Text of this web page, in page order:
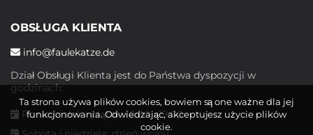
OBSŁUGA KLIENTA
info@faulekatze.de
Dział Obsługi Klienta jest do Państwa dyspozycji w
godzinach:
Poniedziałek - piątek: 10:00 - 19:00
Ta strona używa plików cookies, bowiem są one ważne dla jej
funkcjonowania. Odwiedzając, akceptujesz użycie plików
cookie.